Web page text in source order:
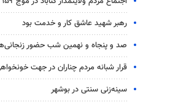
رهبر شهید عاشق کار و خدمت بود
صد و پنجاه و نهمین شب حضور
قرار شبانه مردم چناران در جهت
سینه‌زنی سنتی در بوشهر